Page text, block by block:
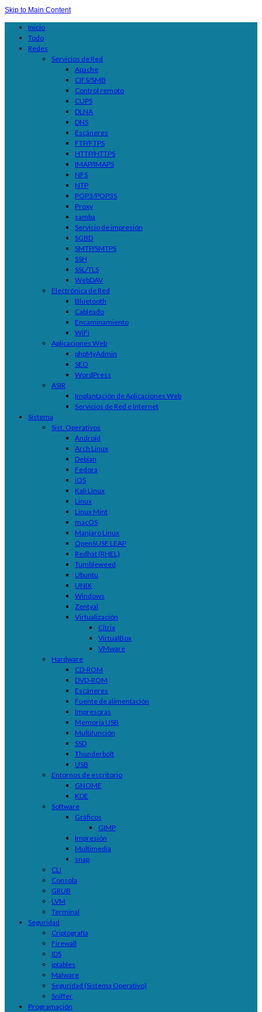
Skip to Main Content
Inicio
Todo
Redes
Servicios de Red
Apache
CIFS/SMB
Control remoto
CUPS
DLNA
DNS
Escáneres
FTP/FTPS
HTTP/HTTPS
IMAP/IMAPS
NFS
NTP
POP3/POP3S
Proxy
samba
Servicio de impresión
SGBD
SMTP/SMTPS
SSH
SSL/TLS
WebDAV
Electrónica de Red
Bluetooth
Cableado
Encaminamiento
WiFi
Aplicaciones Web
phpMyAdmin
SEO
WordPress
ASIR
Implantación de Aplicaciones Web
Servicios de Red e Internet
Sistema
Sist. Operativos
Android
Arch Linux
Debian
Fedora
iOS
Kali Linux
Linux
Linux Mint
macOS
Manjaro Linux
OpenSUSE LEAP
Redhat (RHEL)
Tumbleweed
Ubuntu
UNIX
Windows
Zentyal
Virtualización
Citrix
VirtualBox
VMware
Hardware
CD-ROM
DVD-ROM
Escáneres
Fuente de alimentación
Impresoras
Memoria USB
Multifunción
SSD
Thunderbolt
USB
Entornos de escritorio
GNOME
KDE
Software
Gráficos
GIMP
Impresión
Multimedia
snap
CLI
Consola
GRUB
LVM
Terminal
Seguridad
Criptografía
Firewall
IDS
iptables
Malware
Seguridad (Sistema Operativo)
Sniffer
Programación